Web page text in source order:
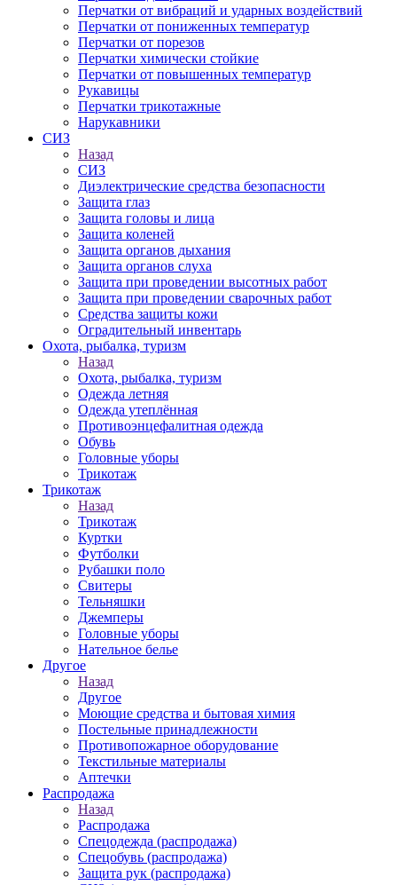
Перчатки от вибраций и ударных воздействий
Перчатки от пониженных температур
Перчатки от порезов
Перчатки химически стойкие
Перчатки от повышенных температур
Рукавицы
Перчатки трикотажные
Нарукавники
СИЗ
Назад
СИЗ
Диэлектрические средства безопасности
Защита глаз
Защита головы и лица
Защита коленей
Защита органов дыхания
Защита органов слуха
Защита при проведении высотных работ
Защита при проведении сварочных работ
Средства защиты кожи
Оградительный инвентарь
Охота, рыбалка, туризм
Назад
Охота, рыбалка, туризм
Одежда летняя
Одежда утеплённая
Противоэнцефалитная одежда
Обувь
Головные уборы
Трикотаж
Трикотаж
Назад
Трикотаж
Куртки
Футболки
Рубашки поло
Свитеры
Тельняшки
Джемперы
Головные уборы
Нательное белье
Другое
Назад
Другое
Моющие средства и бытовая химия
Постельные принадлежности
Противопожарное оборудование
Текстильные материалы
Аптечки
Распродажа
Назад
Распродажа
Спецодежда (распродажа)
Спецобувь (распродажа)
Защита рук (распродажа)